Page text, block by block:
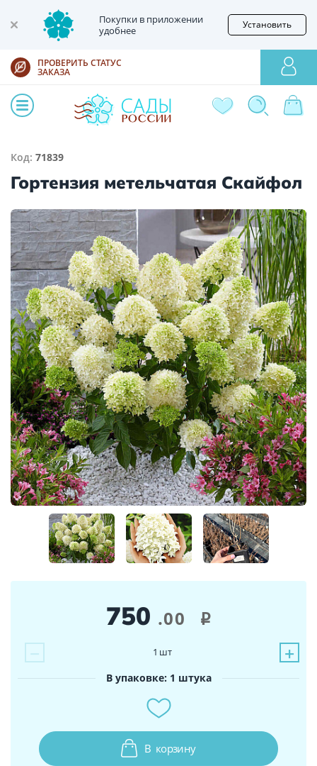
Покупки в приложении
удобнее
Установить
ПРОВЕРИТЬ СТАТУС
ЗАКАЗА
Код: 71839
Гортензия метельчатая Скайфол
750 .00 i
− +
1 шт
В упаковке: 1 штука
В корзину